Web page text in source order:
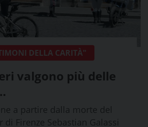
DELLA CARITÀ"
valgono più delle
a partire dalla morte del
di Firenze Sebastian Galassi